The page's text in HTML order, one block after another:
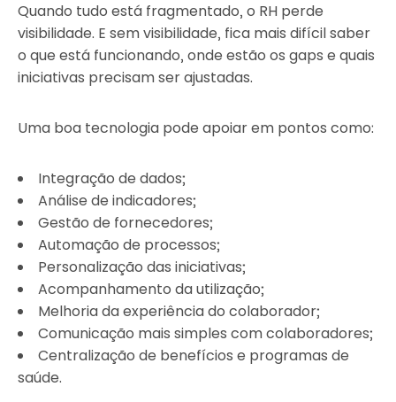
Quando tudo está fragmentado, o RH perde
visibilidade. E sem visibilidade, fica mais difícil saber
o que está funcionando, onde estão os gaps e quais
iniciativas precisam ser ajustadas.
Uma boa tecnologia pode apoiar em pontos como:
Integração de dados;
Análise de indicadores;
Gestão de fornecedores;
Automação de processos;
Personalização das iniciativas;
Acompanhamento da utilização;
Melhoria da experiência do colaborador;
Comunicação mais simples com colaboradores;
Centralização de benefícios e programas de
saúde.